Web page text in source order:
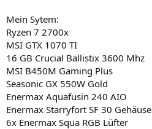
Mein Sytem:
Ryzen 7 2700x
MSI GTX 1070 TI
16 GB Crucial Ballistix 3600 Mhz
MSI B450M Gaming Plus
Seasonic GX 550W Gold
Enermax Aquafusin 240 AIO
Enermax Starryfort SF 30 Gehäuse
6x Enermax Squa RGB Lüfter